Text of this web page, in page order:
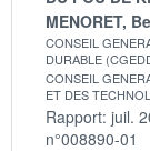
MENORET,
CONSEIL
DURABLE
CONSEIL
ET DES
Rapport: juil.
n°008890-01